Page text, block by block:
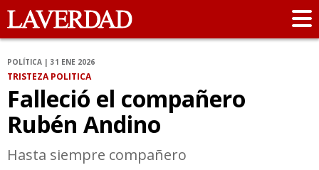
POLÍTICA | 31 ENE 2026
TRISTEZA POLITICA
Falleció el compañero
Rubén Andino
Hasta siempre compañero